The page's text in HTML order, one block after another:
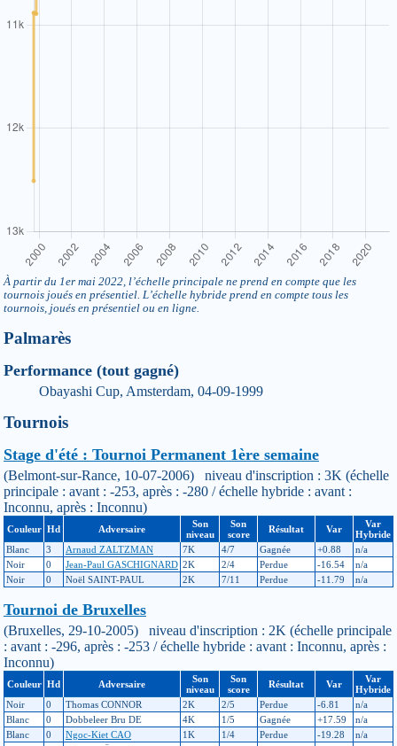
À partir du 1er mai 2022, l’échelle principale ne prend en compte que les
tournois joués en présentiel. L’échelle hybride prend en compte tous les
tournois, joués en présentiel ou en ligne.
Palmarès
Performance (tout gagné)
Obayashi Cup, Amsterdam, 04-09-1999
Tournois
Stage d'été : Tournoi Permanent 1ère semaine
(Belmont-sur-Rance, 10-07-2006) niveau d'inscription : 3K (échelle
principale : avant : -253, après : -280 / échelle hybride : avant :
Inconnu, après : Inconnu)
Couleur Hd Adversaire
Son
niveau
Son
score
Résultat Var
Var
Hybride
Blanc
3 Arnaud ZALTZMAN 7K 4/7 Gagnée +0.88
n/a
Noir
0 Jean-Paul GASCHIGNARD 2K 2/4 Perdue -16.54
n/a
Noir
0 Noël SAINT-PAUL 2K 7/11 Perdue -11.79 n/a
Tournoi de Bruxelles
(Bruxelles, 29-10-2005) niveau d'inscription : 2K (échelle principale
: avant : -296, après : -253 / échelle hybride : avant : Inconnu, après :
Inconnu)
Couleur Hd Adversaire
Son
niveau
Son
score
Résultat Var
Var
Hybride
Noir
0 Thomas CONNOR 2K 2/5 Perdue -6.81
n/a
Blanc
0 Dobbeleer Bru DE 4K 1/5 Gagnée +17.59
n/a
Blanc
0 Ngoc-Kiet CAO 1K 1/4 Perdue -19.28
n/a